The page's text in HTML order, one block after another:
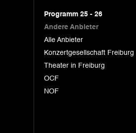
Programm 25 - 26
Andere Anbieter
Alle Anbieter
Konzertgesellschaft Freiburg
Theater in Freiburg
OCF
NOF